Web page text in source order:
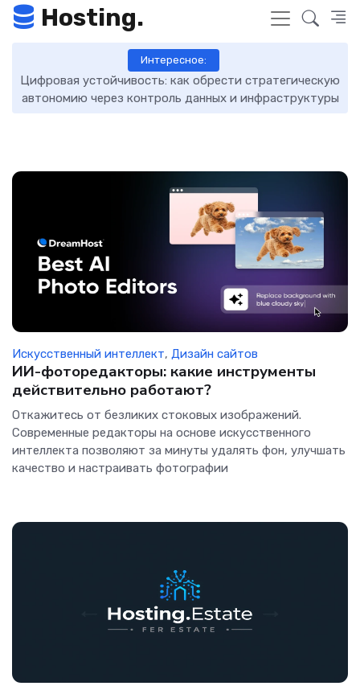
Hosting.
Интересное:
обрести стратегическую
данных и инфраструктуры
DNS-записи: что это такое,
Искусственный интеллект, Дизайн сайтов
ИИ-фоторедакторы: какие инструменты
действительно работают?
Откажитесь от безликих стоковых изображений.
Современные редакторы на основе искусственного
интеллекта позволяют за минуты удалять фон, улучшать
качество и настраивать фотографии